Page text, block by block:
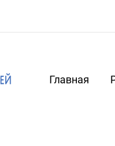
Главная